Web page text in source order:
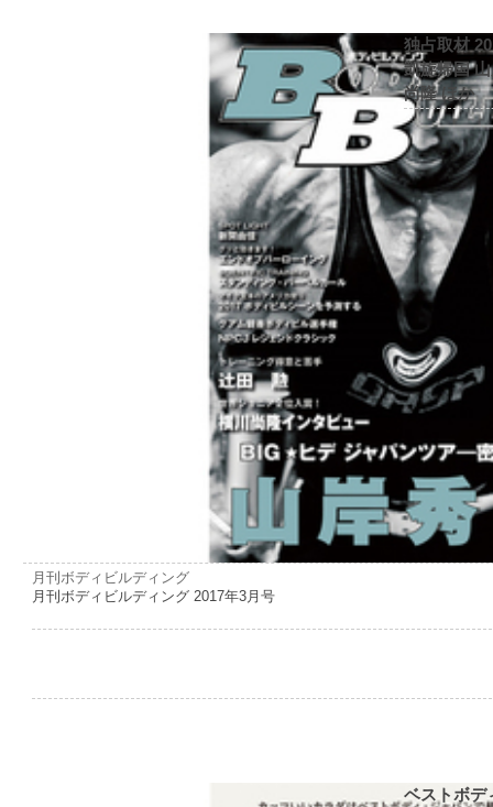
独占取材
凱旋帰国
尚隆 ほか
月刊ボディビルディング
月刊ボディビルディング 2017年3月号
ベストボデ